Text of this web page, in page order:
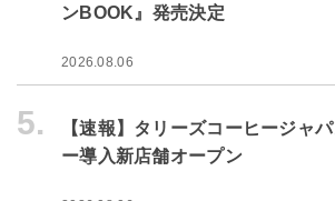
ンBOOK』発売決定
2026.08.06
5.
【速報】タリーズコーヒージャ
ー導入新店舗オープン